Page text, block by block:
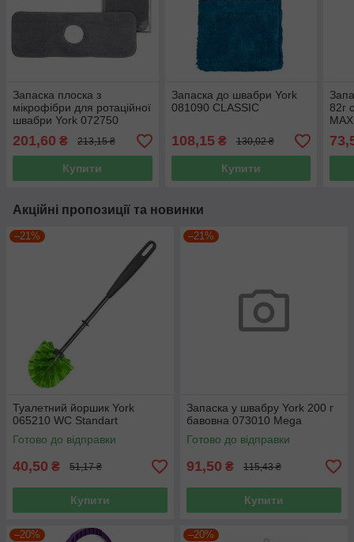
Запаска плоска з
мікрофібри для ротаційної
швабри York 072750
201,60 ₴ 213,15 ₴
Купити
Запаска до швабри York
081090 CLASSIC
108,15₴ 130,02 ₴
Купити
82г
Акційні пропозиції та новинки
–21%
Туалетний йоршик York
065210 WC Standart
Готово до відправки
40,50 ₴ 51,17 ₴
Купити
–21%
Запаска у швабру York 200 г
бавовна 073010 Mega
Готово до відправки
91,50 ₴ 115,43 ₴
Купити
–20% –20%